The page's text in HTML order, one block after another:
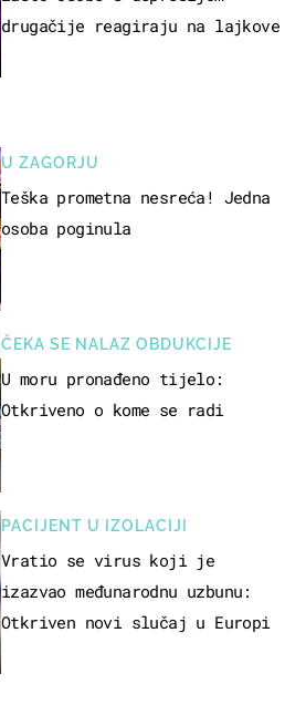
U ZAGORJU
Teška prometna nesreća! Jedna
osoba poginula
ČEKA SE NALAZ OBDUKCIJE
U moru pronađeno tijelo:
Otkriveno o kome se radi
PACIJENT U IZOLACIJI
Vratio se virus koji je
izazvao međunarodnu uzbunu:
Otkriven novi slučaj u Europi
drugačije reagiraju na lajkove